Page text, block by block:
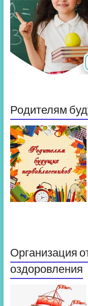
Родителям
Организация
оздоровления